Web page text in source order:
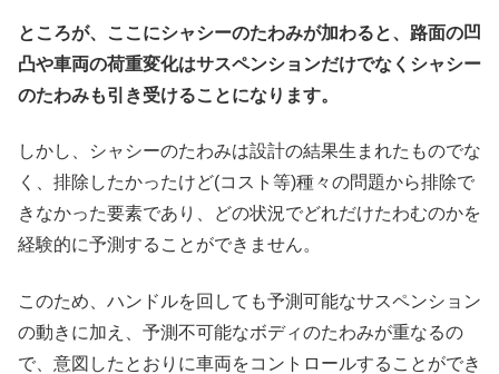
ところが、ここにシャシーのたわみが加わると、路面の凹
凸や車両の荷重変化はサスペンションだけでなくシャシー
のたわみも引き受けることになります。
しかし、シャシーのたわみは設計の結果生まれたものでな
く、排除したかったけど(コスト等)種々の問題から排除で
きなかった要素であり、どの状況でどれだけたわむのかを
経験的に予測することができません。
このため、ハンドルを回しても予測可能なサスペンション
の動きに加え、予測不可能なボディのたわみが重なるの
で、意図したとおりに車両をコントロールすることができ